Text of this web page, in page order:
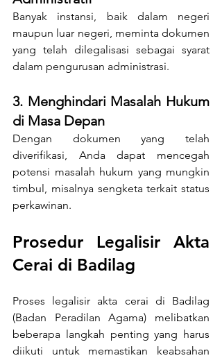
Banyak instansi, baik dalam negeri
maupun luar negeri, meminta dokumen
yang telah dilegalisasi sebagai syarat
dalam pengurusan administrasi.
3. Menghindari Masalah Hukum
di Masa Depan
Dengan dokumen yang telah
diverifikasi, Anda dapat mencegah
potensi masalah hukum yang mungkin
timbul, misalnya sengketa terkait status
perkawinan.
Prosedur Legalisir Akta
Cerai di Badilag
Proses legalisir akta cerai di Badilag
(Badan Peradilan Agama) melibatkan
beberapa langkah penting yang harus
diikuti untuk memastikan keabsahan